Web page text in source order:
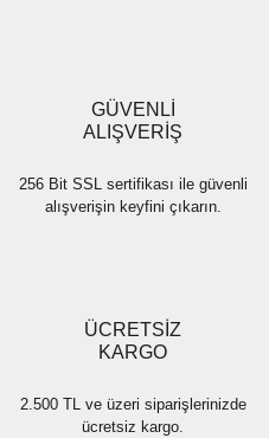
GÜVENLİ
ALIŞVERİŞ
256 Bit SSL sertifikası ile güvenli
alışverişin keyfini çıkarın.
ÜCRETSİZ
KARGO
2.500 TL ve üzeri siparişlerinizde
ücretsiz kargo.